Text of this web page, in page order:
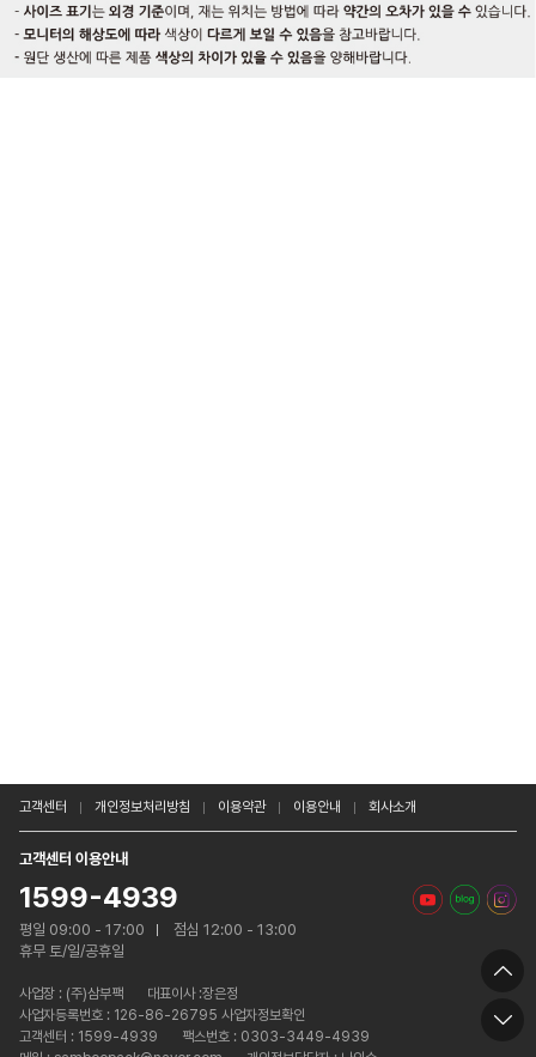
고객센터 개인정보처리방침 이용약관 이용안내 회사소개
고객센터 이용안내
1599-4939
평일 09:00 - 17:00
점심 12:00 - 13:00
휴무 토/일/공휴일
사업장 : (주)삼부팩
대표이사 :장은정
사업자등록번호 : 126-86-26795 사업자정보확인
고객센터 : 1599-4939
팩스번호 : 0303-3449-4939